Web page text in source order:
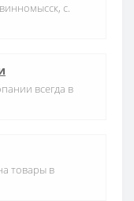
с.
всегда в
товары в